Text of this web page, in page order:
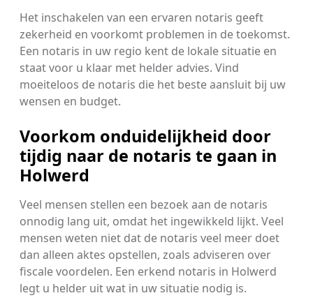
Het inschakelen van een ervaren notaris geeft
zekerheid en voorkomt problemen in de toekomst.
Een notaris in uw regio kent de lokale situatie en
staat voor u klaar met helder advies. Vind
moeiteloos de notaris die het beste aansluit bij uw
wensen en budget.
Voorkom onduidelijkheid door
tijdig naar de notaris te gaan in
Holwerd
Veel mensen stellen een bezoek aan de notaris
onnodig lang uit, omdat het ingewikkeld lijkt. Veel
mensen weten niet dat de notaris veel meer doet
dan alleen aktes opstellen, zoals adviseren over
fiscale voordelen. Een erkend notaris in Holwerd
legt u helder uit wat in uw situatie nodig is.